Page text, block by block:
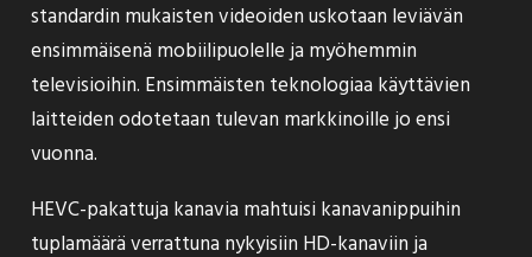
standardin mukaisten videoiden uskotaan leviävän
ensimmäisenä mobiilipuolelle ja myöhemmin
televisioihin. Ensimmäisten teknologiaa käyttävien
laitteiden odotetaan tulevan markkinoille jo ensi
vuonna.
HEVC-pakattuja kanavia mahtuisi kanavanippuihin
tuplamäärä verrattuna nykyisiin HD-kanaviin ja